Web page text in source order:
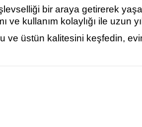
bir araya getirerek
ve kullanım kolaylığı ile
ve üstün kalitesini keşfedin,